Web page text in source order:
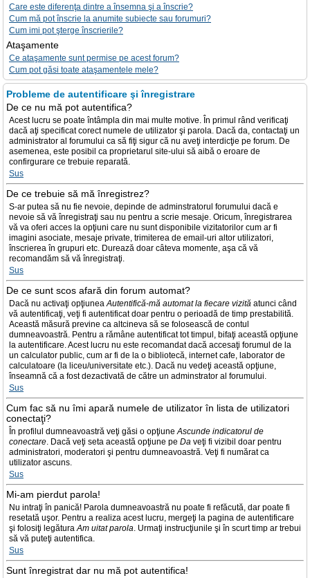
Care este diferenţa dintre a însemna şi a înscrie?
Cum mă pot înscrie la anumite subiecte sau forumuri?
Cum imi pot şterge înscrierile?
Ataşamente
Ce ataşamente sunt permise pe acest forum?
Cum pot găsi toate ataşamentele mele?
Probleme de autentificare şi înregistrare
De ce nu mă pot autentifica?
Acest lucru se poate întâmpla din mai multe motive. În primul rând verificaţi
dacă aţi specificat corect numele de utilizator şi parola. Dacă da, contactaţi un
administrator al forumului ca să fiţi sigur că nu aveţi interdicţie pe forum. De
asemenea, este posibil ca proprietarul site-ului să aibă o eroare de
confirgurare ce trebuie reparată.
Sus
De ce trebuie să mă înregistrez?
S-ar putea să nu fie nevoie, depinde de adminstratorul forumului dacă e
nevoie să vă înregistraţi sau nu pentru a scrie mesaje. Oricum, înregistrarea
vă va oferi acces la opţiuni care nu sunt disponibile vizitatorilor cum ar fi
imagini asociate, mesaje private, trimiterea de email-uri altor utilizatori,
înscrierea în grupuri etc. Durează doar câteva momente, aşa că vă
recomandăm să vă înregistraţi.
Sus
De ce sunt scos afară din forum automat?
Dacă nu activaţi opţiuneaAutentifică-mă automat la fiecare vizită atunci când
vă autentificaţi, veţi fi autentificat doar pentru o perioadă de timp prestabilită.
Această măsură previne ca altcineva să se folosească de contul
dumneavoastră. Pentru a rămâne autentificat tot timpul, bifaţi această opţiune
la autentificare. Acest lucru nu este recomandat dacă accesaţi forumul de la
un calculator public, cum ar fi de la o bibliotecă, internet cafe, laborator de
calculatoare (la liceu/universitate etc.). Dacă nu vedeţi această opţiune,
înseamnă că a fost dezactivată de către un adminstrator al forumului.
Sus
Cum fac să nu îmi apară numele de utilizator în lista de utilizatori
conectaţi?
În profilul dumneavoastră veţi găsi o opţiuneAscunde indicatorul de
conectare. Dacă veţi seta această opţiune pe Da veţi fi vizibil doar pentru
administratori, moderatori şi pentru dumneavoastră. Veţi fi numărat ca
utilizator ascuns.
Sus
Mi-am pierdut parola!
Nu intraţi în panică! Parola dumneavoastră nu poate fi refăcută, dar poate fi
resetată uşor. Pentru a realiza acest lucru, mergeţi la pagina de autentificare
şi folosiţi legăturaAm uitat parola. Urmaţi instrucţiunile şi în scurt timp ar trebui
să vă puteţi autentifica.
Sus
Sunt înregistrat dar nu mă pot autentifica!